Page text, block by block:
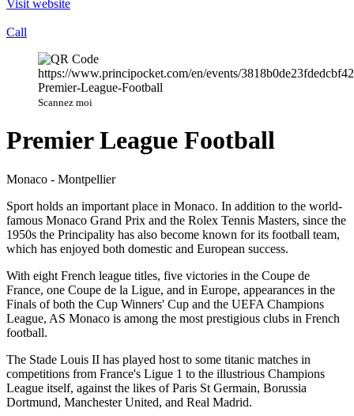
Visit website
Call
Scannez moi
Premier League Football
Monaco - Montpellier
Sport holds an important place in Monaco. In addition to the world-
famous Monaco Grand Prix and the Rolex Tennis Masters, since the
1950s the Principality has also become known for its football team,
which has enjoyed both domestic and European success.
With eight French league titles, five victories in the Coupe de
France, one Coupe de la Ligue, and in Europe, appearances in the
Finals of both the Cup Winners' Cup and the UEFA Champions
League, AS Monaco is among the most prestigious clubs in French
football.
The Stade Louis II has played host to some titanic matches in
competitions from France's Ligue 1 to the illustrious Champions
League itself, against the likes of Paris St Germain, Borussia
Dortmund, Manchester United, and Real Madrid.